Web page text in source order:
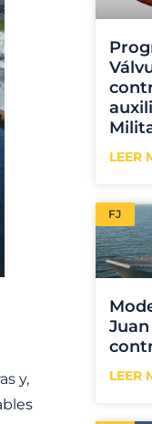
y,
LEER
FJ
LEER